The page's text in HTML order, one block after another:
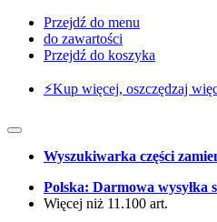
Przejdź do menu
do zawartości
Przejdź do koszyka
⚡️Kup więcej, oszczędzaj
Wyszukiwarka części
Polska: Darmowa wysyłka
Więcej niż 11.100 art.